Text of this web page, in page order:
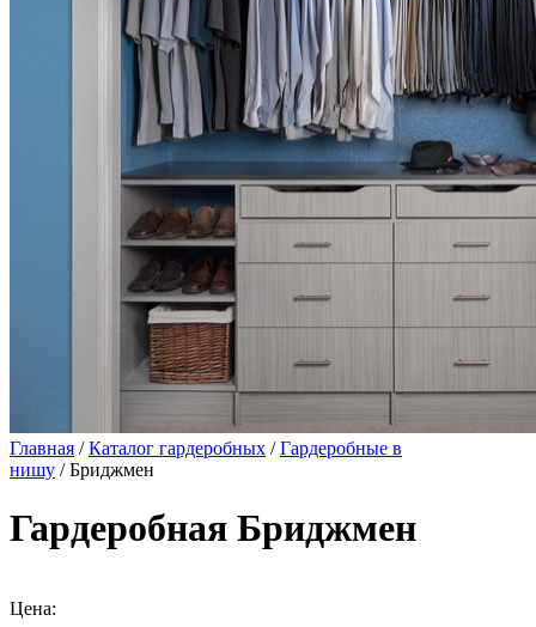
Главная /Каталог гардеробных /Гардеробные в
нишу / Бриджмен
Гардеробная Бриджмен
Цена: